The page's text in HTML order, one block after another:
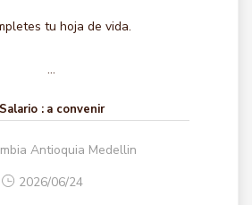
tu hoja de vida.
...
Salario : a convenir
Antioquia Medellin
2026/06/24